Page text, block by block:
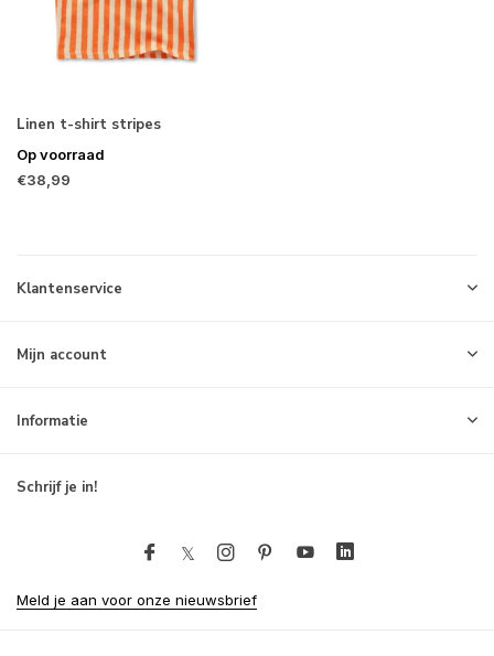
Linen t-shirt stripes
Op voorraad
€38,99
Klantenservice
Mijn account
Informatie
Schrijf je in!
Meld je aan voor onze nieuwsbrief